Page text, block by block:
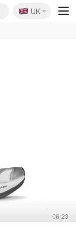
🇬🇧
UK
06-23